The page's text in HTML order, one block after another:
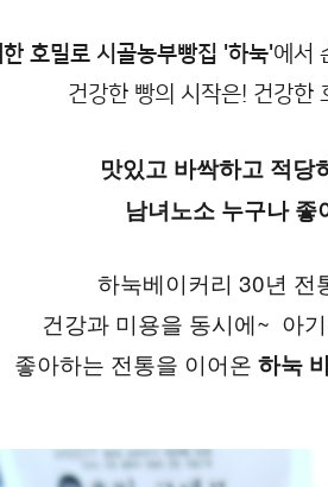
호밀로 시골농부빵집 '하눅'에서
건강한 빵의 시작은! 건강한
맛있고 바싹하고 적당
남녀노소 누구나 좋
하눅베이커리 30년 전
건강과 미용을 동시에~  아
좋아하는 전통을 이어온 하눅